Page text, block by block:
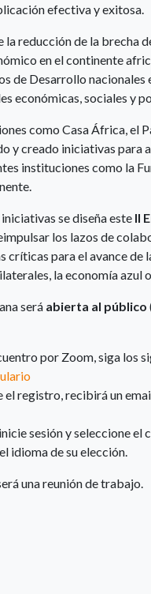
efectiva y exitosa.
la reducción de la brecha
en el continente
de Desarrollo nacionales
económicas, sociales y
como Casa África, el
y creado iniciativas para
instituciones como la
se diseña este II
los lazos de
para el avance de
la economía azul
será abierta al público
por Zoom, siga los
el registro, recibirá un
sesión y seleccione
idioma de su elección.
una reunión de trabajo.